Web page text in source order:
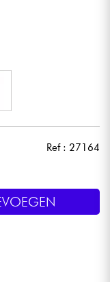
Ref : 27164